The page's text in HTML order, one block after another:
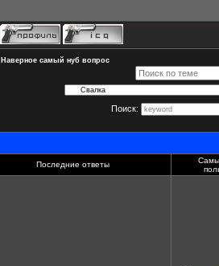
Наверное самый нуб вопрос
Поиск:
Последние ответы